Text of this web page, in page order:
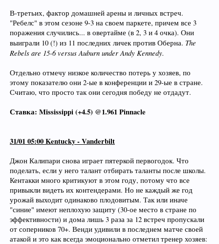
В-третьих, фактор домашней арены и личных встреч.
"Ребелс" в этом сезоне 9-3 на своем паркете, причем все 3
поражения случились... в овертайме (в 2, 3 и 4 очка). Они
выиграли 10 (!) из 11 последних личек против Оберна. The
Rebels are 15-6 versus Auburn under Andy Kennedy.
Отдельно отмечу низкое количество потерь у хозяев, по
этому показателю они 2-ые в конференции и 29-ые в стране.
Считаю, что просто так они сегодня победу не отдадут.
Ставка: Mississippi (+4.5) @1.961 Pinnacle
31/01 05:00 Kentucky - Vanderbilt
Джон Калипари снова играет пятеркой первогодок. Что
поделать, если у него талант отбирать таланты после школы.
Кентакки много критикуют в этом году, потому что все
привыкли видеть их контендерами. Но не каждый же год
урожай выходит одинаково плодовитым. Так или иначе
"синие" имеют неплохую защиту (30-ое место в стране по
эффективности) и дома лишь 3 раза за 12 встреч пропускали
от соперников 70+. Венди удивили в последнем матче своей
атакой и это как всегда эмоционально отметил тренер хозяев: